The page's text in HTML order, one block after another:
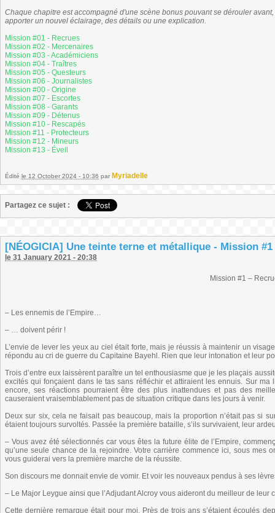
Chaque chapitre est accompagné d'une scène bonus pouvant se dérouler
apporter un nouvel éclairage, des détails ou une explication.
Mission #01 - Recrues
Mission #02 - Mercenaires
Mission #03 - Académiciens
Mission #04 - Traîtres
Mission #05 - Questeurs
Mission #06 - Journalistes
Mission #00 - Origine
Mission #07 - Escortes
Mission #08 - Garants
Mission #09 - Détenus
Mission #10 - Rescapés
Mission #11 - Protecteurs
Mission #12 - Mineurs
Mission #13 - Éveil
Édité le 12 October 2024 - 10:36 par Myriadelle
Partagez ce sujet :
[NÉOGICIA] Une teinte terne et métallique - Mission #1
le 31 January 2021 - 20:38
Mission #1 –
– Les ennemis de l’Empire…
– … doivent périr !
L’envie de lever les yeux au ciel était forte, mais je réussis à maintenir un
répondu au cri de guerre du Capitaine Bayehl. Rien que leur intonation et leur
Trois d’entre eux laissèrent paraître un tel enthousiasme que je les plaçais
excités qui fonçaient dans le tas sans réfléchir et attiraient les ennuis. Sur
encore, ses réactions pourraient être des plus inattendues et pas des
causeraient vraisemblablement pas de situation critique dans les jours à venir.
Deux sur six, cela ne faisait pas beaucoup, mais la proportion n’était pas si
étaient toujours survoltés. Passée la première bataille, s’ils survivaient, leur
– Vous avez été sélectionnés car vous êtes la future élite de l’Empire,
qu’une seule chance de la rejoindre. Votre carrière commence ici, sous mes
vous guiderai vers la première marche de la réussite.
Son discours me donnait envie de vomir. Et voir les nouveaux pendus à ses
– Le Major Leygue ainsi que l’Adjudant Alcroy vous aideront du meilleur de leur
Cette dernière remarque était pour moi. Près de trois ans s’étaient écoulés